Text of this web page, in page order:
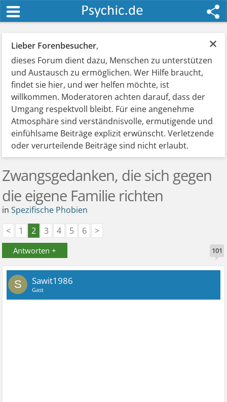
×
Lieber Forenbesucher,
dieses Forum dient dazu, Menschen zu unterstützen
und Austausch zu ermöglichen. Wer Hilfe braucht,
findet sie hier, und wer helfen möchte, ist
willkommen. Moderatoren achten darauf, dass der
Umgang respektvoll bleibt. Für eine angenehme
Atmosphäre sind verständnisvolle, ermutigende und
einfühlsame Beiträge explizit erwünscht. Verletzende
oder verurteilende Beiträge sind nicht erlaubt.
Zwangsgedanken, die sich gegen
die eigene Familie richten
inSpezifische Phobien
<
1 2 3 4 5 6 >
Antworten + 101
S Sawit1986
Gast